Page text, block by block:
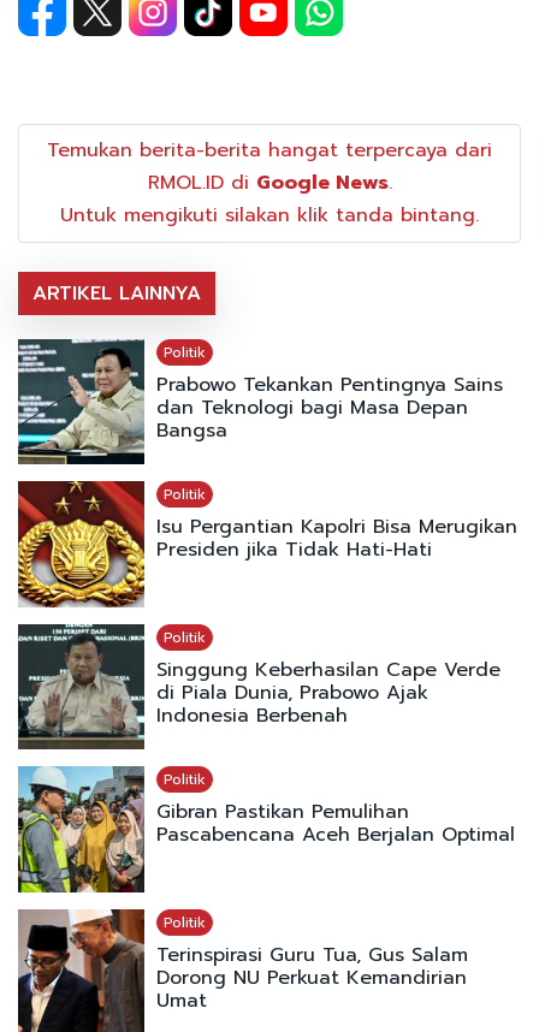
Temukan berita-berita hangat terpercaya dari
RMOL.ID di Google News.
Untuk mengikuti silakan klik tanda bintang.
ARTIKEL LAINNYA
Politik
Prabowo Tekankan Pentingnya Sains
dan Teknologi bagi Masa Depan
Bangsa
Politik
Isu Pergantian Kapolri Bisa Merugikan
Presiden jika Tidak Hati-Hati
Politik
Singgung Keberhasilan Cape Verde
di Piala Dunia, Prabowo Ajak
Indonesia Berbenah
Politik
Gibran Pastikan Pemulihan
Pascabencana Aceh Berjalan Optimal
Politik
Terinspirasi Guru Tua, Gus Salam
Dorong NU Perkuat Kemandirian
Umat